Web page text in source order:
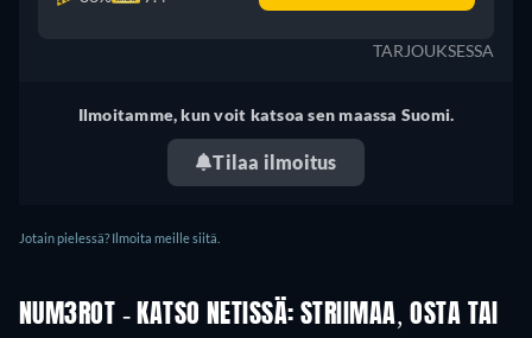
TARJOUKSESSA
Ilmoitamme, kun voit katsoa sen maassa Suomi.
Tilaa ilmoitus
Jotain pielessä? Ilmoita meille siitä.
NUM3ROT - KATSO NETISSÄ: STRIIMAA, OSTA TAI